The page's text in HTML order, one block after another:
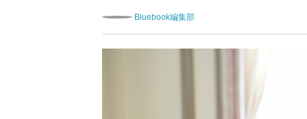
Bluebook編集部